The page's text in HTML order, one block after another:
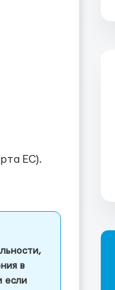
ЕС).
в
если